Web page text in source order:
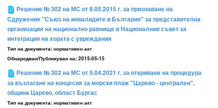
Решение № 302 на МС от 8.05.2015 г. за признаване на
Сдружение "Съюз на инвалидите в България" за представителна
организация на национално равнище в Националния съвет за
интеграция на хората с увреждания
Тип на документа: нормативен акт
Обнародван/Публикуван на: 2015-05-15
Решение № 302 на МС от 5.04.2021 г. за откриване на процедура
за възлагане на концесия за морски плаж "Царево - централен",
община Царево, област Бургас
Тип на документа: нормативен акт